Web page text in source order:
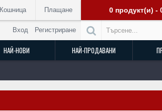
Кошница Плащане 0 продукт(и) -
Вход Регистриране
НАЙ-НОВИ НАЙ-ПРОДАВАНИ